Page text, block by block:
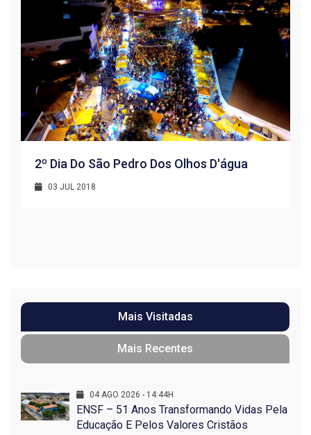
2º Dia Do São Pedro Dos Olhos D'água
03 JUL 2018
Mais Visitadas
Mais Recentes
04 AGO 2026 - 14:44H
ENSF – 51 Anos Transformando Vidas Pela
Educação E Pelos Valores Cristãos